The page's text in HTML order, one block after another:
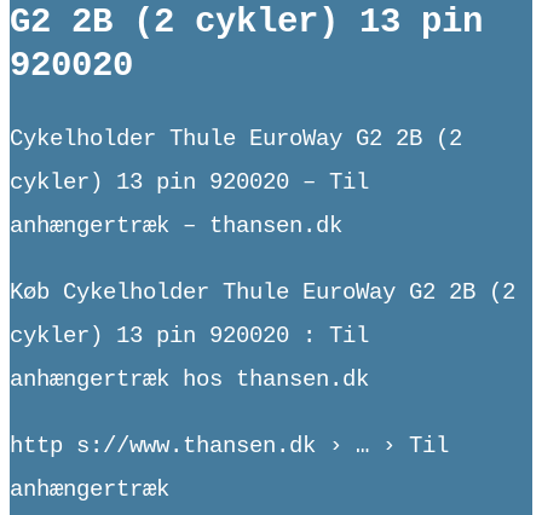
G2 2B (2 cykler) 13 pin
920020
Cykelholder Thule EuroWay G2 2B (2
cykler) 13 pin 920020 – Til
anhængertræk – thansen.dk
Køb Cykelholder Thule EuroWay G2 2B (2
cykler) 13 pin 920020 : Til
anhængertræk hos thansen.dk
http s://www.thansen.dk › … › Til
anhængertræk